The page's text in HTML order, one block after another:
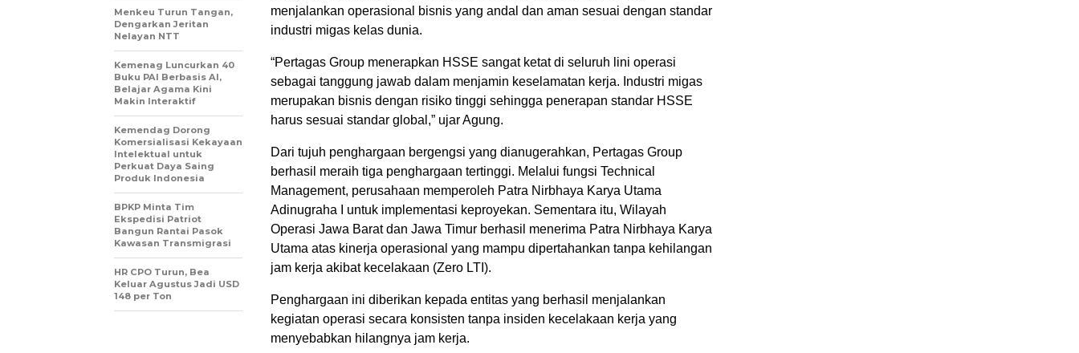
menjalankan operasional bisnis yang andal dan aman sesuai dengan standar
industri migas kelas dunia.
“Pertagas Group menerapkan HSSE sangat ketat di seluruh lini operasi
sebagai tanggung jawab dalam menjamin keselamatan kerja. Industri migas
merupakan bisnis dengan risiko tinggi sehingga penerapan standar HSSE
harus sesuai standar global,” ujar Agung.
Dari tujuh penghargaan bergengsi yang dianugerahkan, Pertagas Group
berhasil meraih tiga penghargaan tertinggi. Melalui fungsi Technical
Management, perusahaan memperoleh Patra Nirbhaya Karya Utama
Adinugraha I untuk implementasi keproyekan. Sementara itu, Wilayah
Operasi Jawa Barat dan Jawa Timur berhasil menerima Patra Nirbhaya Karya
Utama atas kinerja operasional yang mampu dipertahankan tanpa kehilangan
jam kerja akibat kecelakaan (Zero LTI).
Penghargaan ini diberikan kepada entitas yang berhasil menjalankan
kegiatan operasi secara konsisten tanpa insiden kecelakaan kerja yang
menyebabkan hilangnya jam kerja.
Menkeu Turun Tangan,
Dengarkan Jeritan
Nelayan NTT
Kemenag Luncurkan 40
Buku PAI Berbasis AI,
Belajar Agama Kini
Makin Interaktif
Kemendag Dorong
Komersialisasi Kekayaan
Intelektual untuk
Perkuat Daya Saing
Produk Indonesia
BPKP Minta Tim
Ekspedisi Patriot
Bangun Rantai Pasok
Kawasan Transmigrasi
HR CPO Turun, Bea
Keluar Agustus Jadi USD
148 per Ton